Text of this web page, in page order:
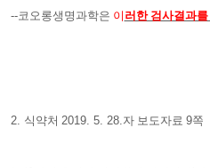
--코오롱생명과학은 이 러한 검사결과
2. 식약처 2019. 5. 28.자 보도자료 9쪽